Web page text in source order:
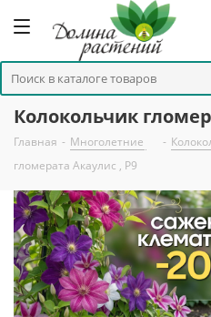
Колокольчик
Главная - Многолетние -
гломерата Акаулис , P9